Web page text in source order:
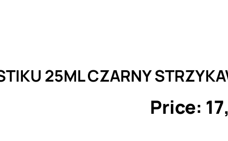
25ML CZARNY
Price: